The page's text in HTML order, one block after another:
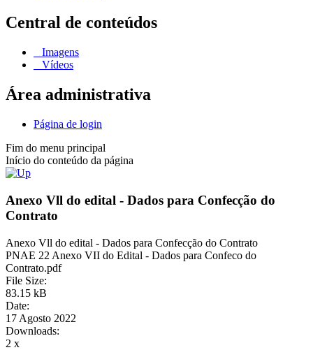
Central de conteúdos
Imagens
Vídeos
Área administrativa
Página de login
Fim do menu principal
Início do conteúdo da página
Anexo Vll do edital - Dados para Confecção do
Contrato
Anexo Vll do edital - Dados para Confecção do Contrato
PNAE 22 Anexo VII do Edital - Dados para Confeco do
Contrato.pdf
File Size:
83.15 kB
Date:
17 Agosto 2022
Downloads:
2 x